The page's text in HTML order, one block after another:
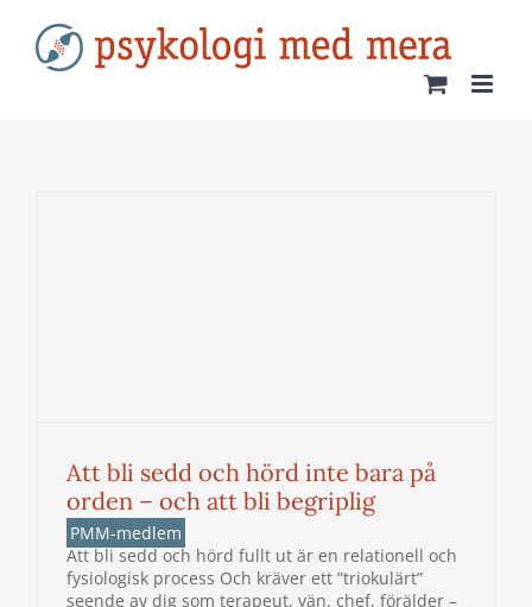
innehållet
Att bli sedd och hörd inte bara på
orden – och att bli begriplig
PMM-medlem
Att bli sedd och hörd fullt ut är en relationell och
fysiologisk process Och kräver ett ”triokulärt”
seende av dig som terapeut, vän, chef, förälder –